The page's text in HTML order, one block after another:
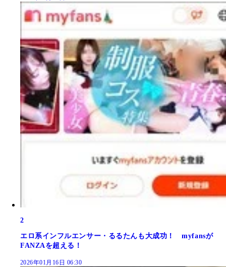
2
エロ系インフルエンサー・るるたんも大成功！ myfansが
FANZAを超える！
2026年01月16日 06:30